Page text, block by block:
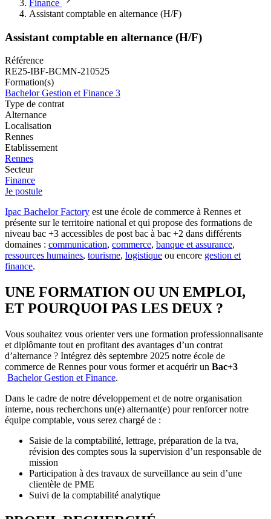
Finance
Assistant comptable en alternance (H/F)
Assistant comptable en alternance (H/F)
Référence
RE25-IBF-BCMN-210525
Formation(s)
Bachelor Gestion et Finance 3
Type de contrat
Alternance
Localisation
Rennes
Etablissement
Rennes
Secteur
Finance
Je postule
Ipac Bachelor Factory est une école de commerce à Rennes et
présente sur le territoire national et qui propose des formations de
niveau bac +3 accessibles de post bac à bac +2 dans différents
domaines : communication, commerce, banque et assurance,
ressources humaines, tourisme, logistique ou encore gestion et
finance.
UNE FORMATION OU UN EMPLOI,
ET POURQUOI PAS LES DEUX ?
Vous souhaitez vous orienter vers une formation professionnalisante
et diplômante tout en profitant des avantages d’un contrat
d’alternance ? Intégrez dès septembre 2025 notre école de
commerce de Rennes pour vous former et acquérir un Bac+3
Bachelor Gestion et Finance.
Dans le cadre de notre développement et de notre organisation
interne, nous recherchons un(e) alternant(e) pour renforcer notre
équipe comptable, vous serez chargé de :
Saisie de la comptabilité, lettrage, préparation de la tva,
révision des comptes sous la supervision d’un responsable de
mission
Participation à des travaux de surveillance au sein d’une
clientèle de PME
Suivi de la comptabilité analytique